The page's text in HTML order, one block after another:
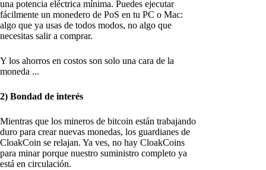
una potencia eléctrica mínima. Puedes ejecutar
fácilmente un monedero de PoS en tu PC o Mac:
algo que ya usas de todos modos, no algo que
necesitas salir a comprar.
Y los ahorros en costos son solo una cara de la
moneda ...
2) Bondad de interés
Mientras que los mineros de bitcoin están trabajando
duro para crear nuevas monedas, los guardianes de
CloakCoin se relajan. Ya ves, no hay CloakCoins
para minar porque nuestro suministro completo ya
está en circulación.